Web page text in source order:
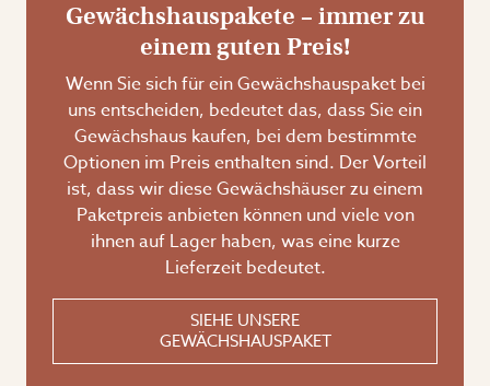
Gewächshauspakete – immer zu
einem guten Preis!
Wenn Sie sich für ein Gewächshauspaket bei
uns entscheiden, bedeutet das, dass Sie ein
Gewächshaus kaufen, bei dem bestimmte
Optionen im Preis enthalten sind. Der Vorteil
ist, dass wir diese Gewächshäuser zu einem
Paketpreis anbieten können und viele von
ihnen auf Lager haben, was eine kurze
Lieferzeit bedeutet.
SIEHE UNSERE
GEWÄCHSHAUSPAKET